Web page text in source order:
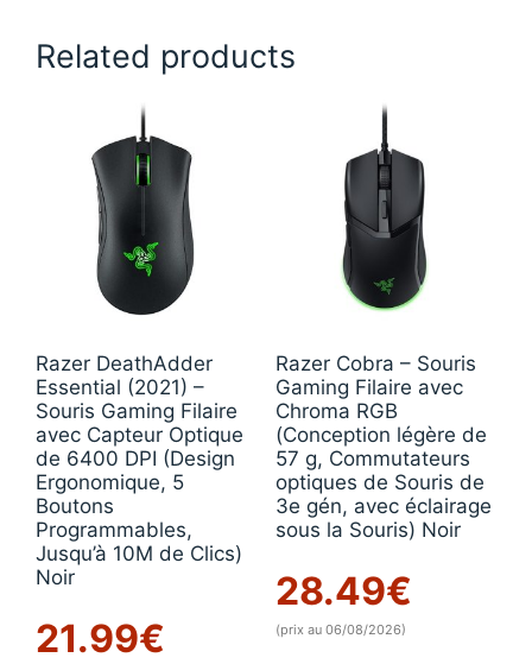
Related products
Razer DeathAdder
Essential (2021) –
Souris Gaming Filaire
avec Capteur Optique
de 6400 DPI (Design
Ergonomique, 5
Boutons
Programmables,
Jusqu’à 10M de Clics)
Noir
21.99€
Razer Cobra – Souris
Gaming Filaire avec
Chroma RGB
(Conception légère de
57 g, Commutateurs
optiques de Souris de
3e gén, avec éclairage
sous la Souris) Noir
28.49€
(prix au 06/08/2026)